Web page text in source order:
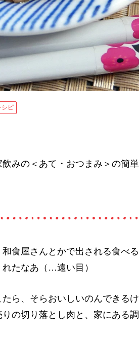
シピ
みの＜あて・おつまみ＞の簡
食屋さんとかで出される食べる
たなあ（…遠い目）
ら、そらおいしいのんできる
の切り落とし肉と、家にある